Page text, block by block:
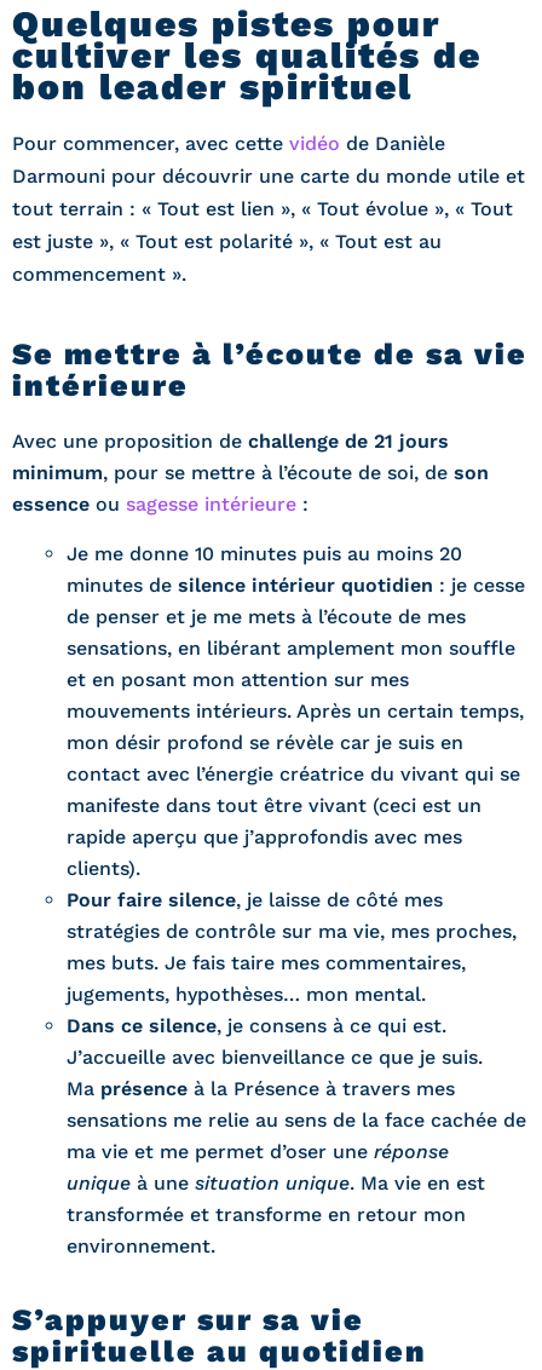
Quelques pistes pour
cultiver les qualités de
bon leader spirituel
Pour commencer, avec cette vidéo de Danièle
Darmouni pour découvrir une carte du monde utile et
tout terrain : « Tout est lien », « Tout évolue », « Tout
est juste », « Tout est polarité », « Tout est au
commencement ».
Se mettre à l’écoute de sa vie
intérieure
Avec une proposition de challenge de 21 jours
minimum, pour se mettre à l’écoute de soi, de son
essence ou sagesse intérieure :
Je me donne 10 minutes puis au moins 20
minutes de silence intérieur quotidien : je cesse
de penser et je me mets à l’écoute de mes
sensations, en libérant amplement mon souffle
et en posant mon attention sur mes
mouvements intérieurs. Après un certain temps,
mon désir profond se révèle car je suis en
contact avec l’énergie créatrice du vivant qui se
manifeste dans tout être vivant (ceci est un
rapide aperçu que j’approfondis avec mes
clients).
Pour faire silence, je laisse de côté mes
stratégies de contrôle sur ma vie, mes proches,
mes buts. Je fais taire mes commentaires,
jugements, hypothèses… mon mental.
Dans ce silence, je consens à ce qui est.
J’accueille avec bienveillance ce que je suis.
Ma présence à la Présence à travers mes
sensations me relie au sens de la face cachée de
ma vie et me permet d’oser une réponse
unique à une situation unique. Ma vie en est
transformée et transforme en retour mon
environnement.
S’appuyer sur sa vie
spirituelle au quotidien